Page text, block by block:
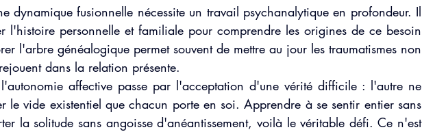
dynamique fusionnelle nécessite un travail psychanalytique en profondeur. Il
l'histoire personnelle et familiale pour comprendre les origines de ce besoin
l'arbre généalogique permet souvent de mettre au jour les traumatismes non
dans la relation présente.
affective passe par l'acceptation d'une vérité difficile : l'autre ne
le vide existentiel que chacun porte en soi. Apprendre à se sentir entier sans
la solitude sans angoisse d'anéantissement, voilà le véritable défi. Ce n'est